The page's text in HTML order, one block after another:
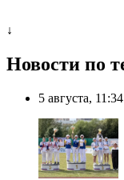
↓
Новости по
5 августа, 11:34